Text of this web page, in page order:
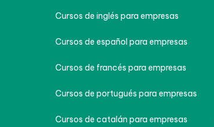
CURSOS
Cursos de inglés para empresas
Cursos de español para empresas
Cursos de francés para empresas
Cursos de portugués para empresas